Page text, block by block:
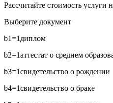
Рассчитайте стоимость услуги
Выберите документ
b1=1 диплом
b2=1аттестат о среднем
b3=1свидетельство о рождении
b4=1свидетельство о браке